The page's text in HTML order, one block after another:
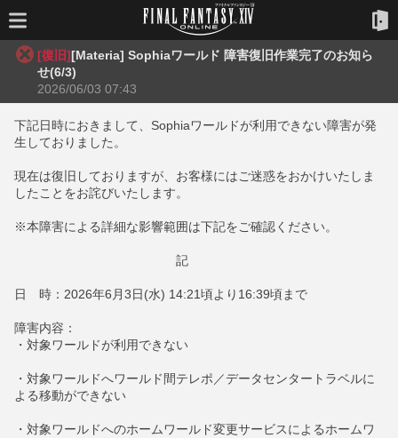
[復旧][Materia] Sophiaワールド 障害復旧作業完了のお知ら
せ(6/3)
2026/06/03 07:43
下記日時におきまして、Sophiaワールドが利用できない障害が発
生しておりました。
現在は復旧しておりますが、お客様にはご迷惑をおかけいたしま
したことをお詫びいたします。
※本障害による詳細な影響範囲は下記をご確認ください。
記
日 時：2026年6月3日(水) 14:21頃より16:39頃まで
障害内容：
・対象ワールドが利用できない
・対象ワールドへワールド間テレポ／データセンタートラベルに
よる移動ができない
・対象ワールドへのホームワールド変更サービスによるホームワ